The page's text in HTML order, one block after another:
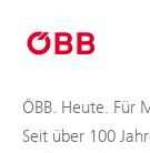
ÖBB. Heute. Für
Seit über 100